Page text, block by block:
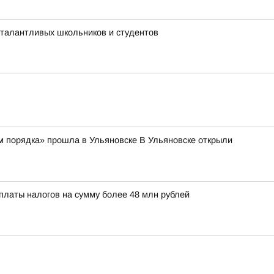
школьников и студентов
порядка» прошла в Ульяновске В Ульяновске открыли
налогов на сумму более 48 млн рублей